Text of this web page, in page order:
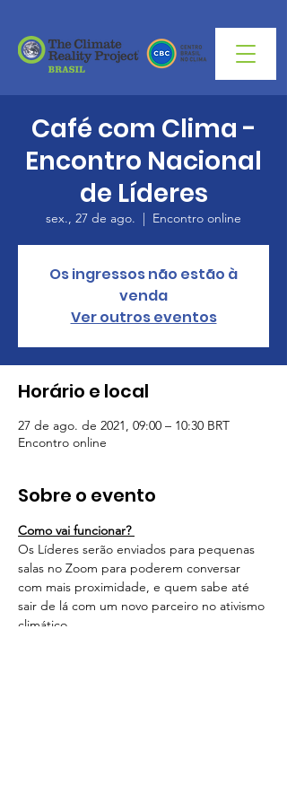
Café com Clima -
Encontro Nacional
de Líderes
sex., 27 de ago.
  |
Encontro online
Os ingressos não estão à
venda
Ver outros eventos
Horário e local
27 de ago. de 2021, 09:00 – 10:30 BRT
Encontro online
Sobre o evento
Como vai funcionar?
Os Líderes serão enviados para pequenas
salas no Zoom para poderem conversar
com mais proximidade, e quem sabe até
sair de lá com um novo parceiro no ativismo
climático.